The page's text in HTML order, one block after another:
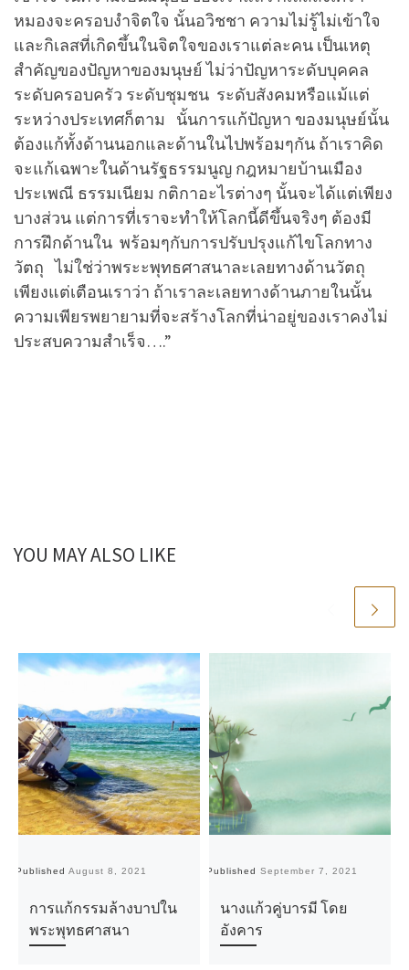
หมองจะครอบงำจิตใจ นั้นอวิชชา ความไม่รู้ไม่เข้าใจ
และกิเลสที่เกิดขึ้นในจิตใจของเราแต่ละคน เป็นเหตุ
สำคัญของปัญหาของมนุษย์ ไม่ว่าปัญหาระดับบุคคล
ระดับครอบครัว ระดับชุมชน ระดับสังคมหรือแม้แต่
ระหว่างประเทศก็ตาม นั้นการแก้ปัญหา ของมนุษย์นั้น
ต้องแก้ทั้งด้านนอกและด้านในไปพร้อมๆกัน ถ้าเราคิด
จะแก้เฉพาะในด้านรัฐธรรมนูญ กฎหมายบ้านเมือง
ประเพณี ธรรมเนียม กติกาอะไรต่างๆ นั้นจะได้แต่เพียง
บางส่วน แต่การที่เราจะทำให้โลกนี้ดีขึ้นจริงๆ ต้องมี
การฝึกด้านใน พร้อมๆกับการปรับปรุงแก้ไขโลกทาง
วัตถุ ไม่ใช่ว่าพระะพุทธศาสนาละเลยทางด้านวัตถุ
เพียงแต่เตือนเราว่า ถ้าเราละเลยทางด้านภายในนั้น
ความเพียรพยายามที่จะสร้างโลกที่น่าอยู่ของเราคงไม่
ประสบความสำเร็จ….”
YOU MAY ALSO LIKE
Published August 8, 2021
การแก้กรรมล้างบาปใน
พระพุทธศาสนา
Published September 7, 2021
นางแก้วคู่บารมี โดย
อังคาร